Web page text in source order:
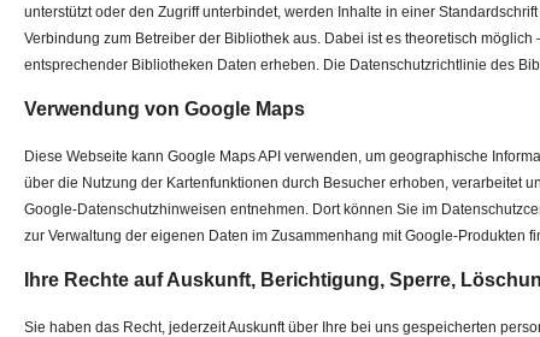
unterstützt oder den Zugriff unterbindet, werden Inhalte in einer
Verbindung zum Betreiber der Bibliothek aus. Dabei ist es theoretisch
entsprechender Bibliotheken Daten erheben. Die Datenschutzrichtlinie des
Verwendung von G​oogle Maps
Diese Webseite kann Google Maps API verwenden, um geographische
über die Nutzung der Kartenfunktionen durch Besucher erhoben, verarbeitet
Google-Datenschutzhinweisen entnehmen. Dort können Sie im
zur Verwaltung der eigenen Daten im Zusammenhang mit Google-Produkten
Ihre Rechte auf Auskunft, Berichtigung, Sperre,
Sie haben das Recht, jederzeit Auskunft über Ihre bei uns gespeicherten